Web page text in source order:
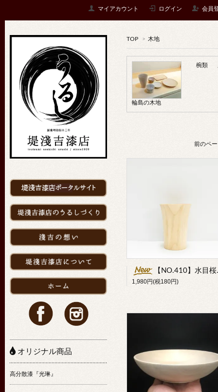
マイアカウント ログイン 会員
TOP > 木地
輪島の木地
椀類
前のペ
【NO.410】水目桜 酒器
1,980円(税180円)
オリジナル商品
高分散漆『光琳』